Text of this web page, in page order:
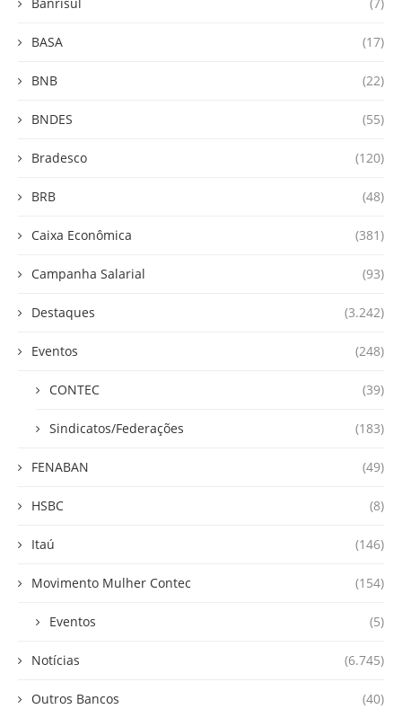
BASA (17)
BNB (22)
BNDES (55)
Bradesco (120)
BRB (48)
Caixa Econômica (381)
Campanha Salarial (93)
Destaques (3.242)
Eventos (248)
CONTEC (39)
Sindicatos/Federações (183)
FENABAN (49)
HSBC (8)
Itaú (146)
Movimento Mulher Contec (154)
Eventos (5)
Notícias (6.745)
Outros Bancos (40)